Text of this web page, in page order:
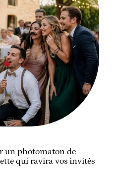
un photomaton de
qui ravira vos invités